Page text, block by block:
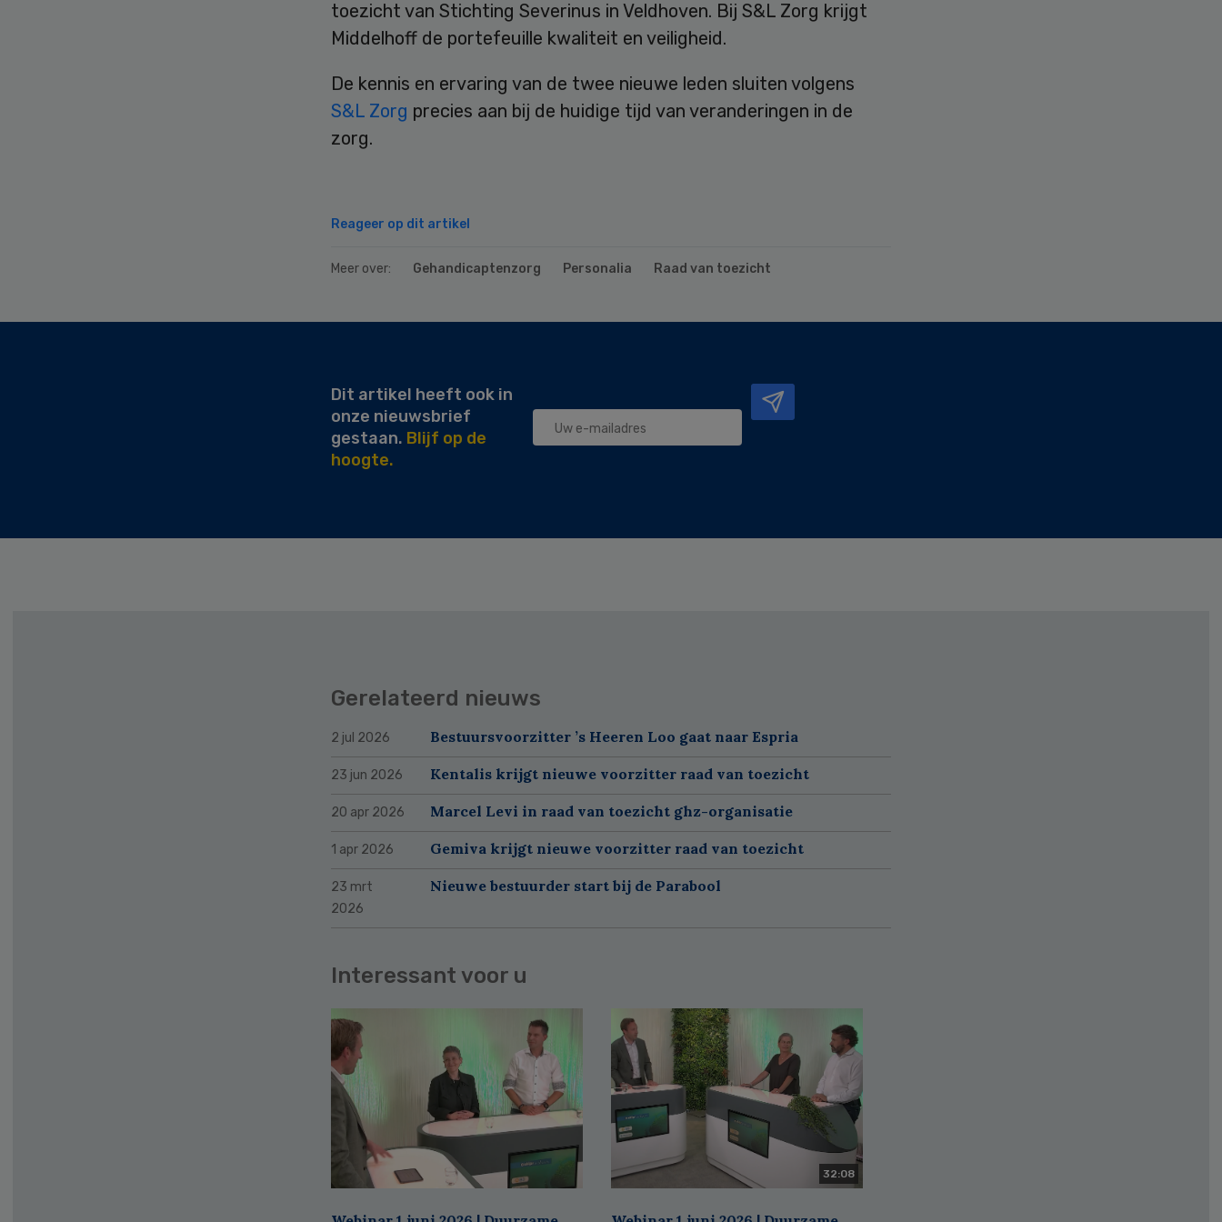
toezicht van Stichting Severinus in Veldhoven. Bij S&L Zorg krijgt
Middelhoff de portefeuille kwaliteit en veiligheid.
De kennis en ervaring van de twee nieuwe leden sluiten volgens
S&L Zorg precies aan bij de huidige tijd van veranderingen in de
zorg.
Reageer op dit artikel
Meer over: Gehandicaptenzorg Personalia Raad van toezicht
Dit artikel heeft ook in
onze nieuwsbrief
gestaan. Blijf op de
hoogte.
Gerelateerd nieuws
2 jul 2026 Bestuursvoorzitter ’s Heeren Loo gaat naar Espria
23 jun 2026 Kentalis krijgt nieuwe voorzitter raad van toezicht
20 apr 2026 Marcel Levi in raad van toezicht ghz-organisatie
1 apr 2026 Gemiva krijgt nieuwe voorzitter raad van toezicht
23 mrt
2026
Nieuwe bestuurder start bij de Parabool
Interessant voor u
32:08